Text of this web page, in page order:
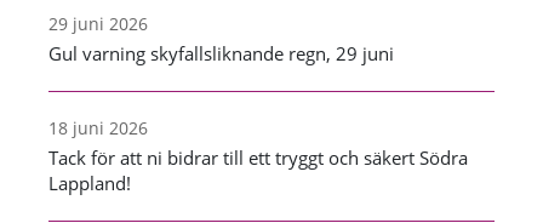
29 juni 2026
Gul varning skyfallsliknande regn, 29 juni
18 juni 2026
Tack för att ni bidrar till ett tryggt och säkert Södra
Lappland!